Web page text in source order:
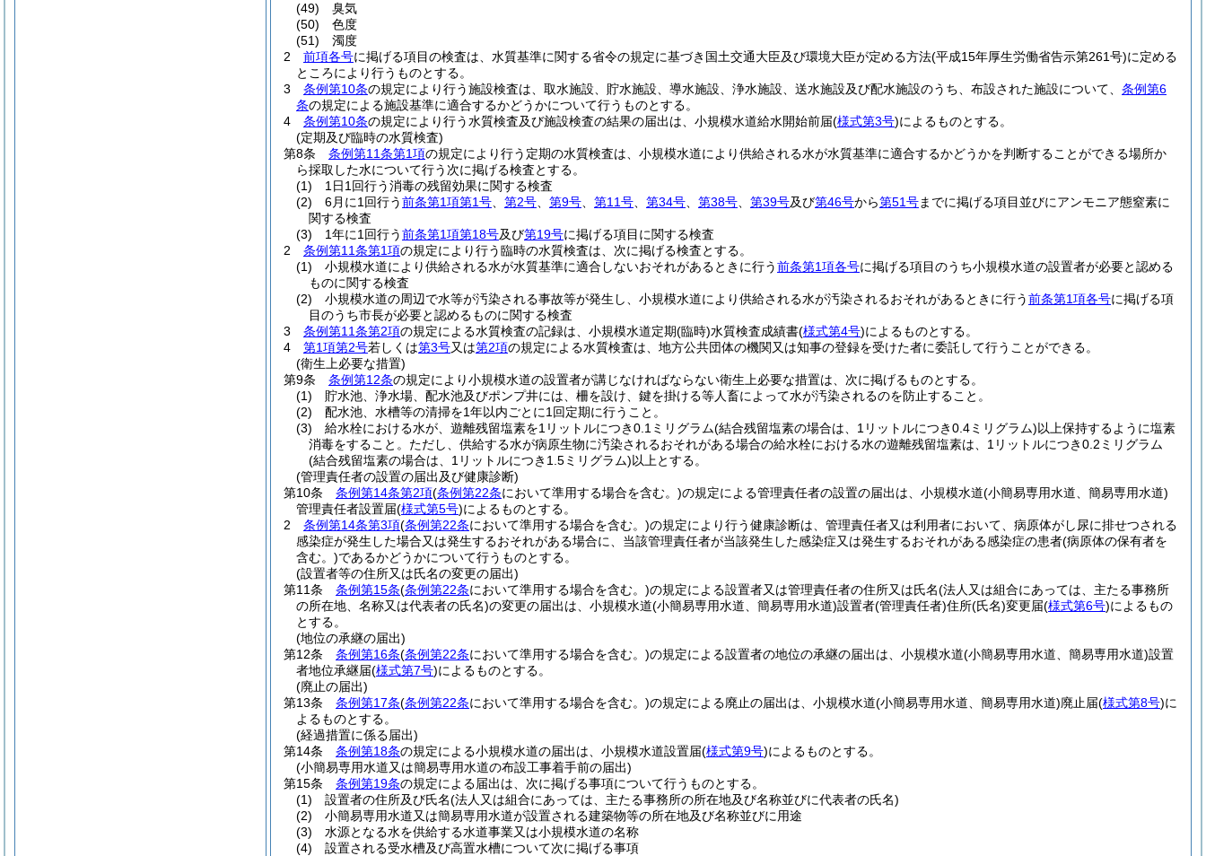
(49)
臭気
(50)
色度
(51)
濁度
2
前項各号に掲げる項目の検査は、水質基準に関する省令の規定に基づき国土交通大臣及び環境大臣が定める方法(平成15年厚生労働省告示第261号)に定める
ところにより行うものとする。
3
条例第10条の規定により行う施設検査は、取水施設、貯水施設、導水施設、浄水施設、送水施設及び配水施設のうち、布設された施設について、 条例第6
条の規定による施設基準に適合するかどうかについて行うものとする。
4
条例第10条の規定により行う水質検査及び施設検査の結果の届出は、小規模水道給水開始前届(様式第3号)によるものとする。
(定期及び臨時の水質検査)
第8条
条例第11条第1項の規定により行う定期の水質検査は、小規模水道により供給される水が水質基準に適合するかどうかを判断することができる場所か
ら採取した水について行う次に掲げる検査とする。
(1)
1日1回行う消毒の残留効果に関する検査
(2)
6月に1回行う前条第1項第1号 第2号 第9号 第11号 第34号 第38号 第39号及び第46号から第51号までに掲げる項目並びにアンモニア態窒素に
関する検査
(3)
1年に1回行う前条第1項第18号及び第19号に掲げる項目に関する検査
2
条例第11条第1項の規定により行う臨時の水質検査は、次に掲げる検査とする。
(1)
小規模水道により供給される水が水質基準に適合しないおそれがあるときに行う前条第1項各号に掲げる項目のうち小規模水道の設置者が必要と認める
ものに関する検査
(2)
小規模水道の周辺で水等が汚染される事故等が発生し、小規模水道により供給される水が汚染されるおそれがあるときに行う前条第1項各号に掲げる項
目のうち市長が必要と認めるものに関する検査
3
条例第11条第2項の規定による水質検査の記録は、小規模水道定期(臨時)水質検査成績書(様式第4号)によるものとする。
4
第1項第2号若しくは第3号又は第2項の規定による水質検査は、地方公共団体の機関又は知事の登録を受けた者に委託して行うことができる。
(衛生上必要な措置)
第9条
条例第12条の規定により小規模水道の設置者が講じなければならない衛生上必要な措置は、次に掲げるものとする。
(1)
貯水池、浄水場、配水池及びポンプ井には、柵を設け、鍵を掛ける等人畜によって水が汚染されるのを防止すること。
(2)
配水池、水槽等の清掃を1年以内ごとに1回定期に行うこと。
(3)
給水栓における水が、遊離残留塩素を1リットルにつき0.1ミリグラム(結合残留塩素の場合は、1リットルにつき0.4ミリグラム)以上保持するように塩素
消毒をすること。 ただし、供給する水が病原生物に汚染されるおそれがある場合の給水栓における水の遊離残留塩素は、1リットルにつき0.2ミリグラム
(結合残留塩素の場合は、1リットルにつき1.5ミリグラム)以上とする。
(管理責任者の設置の届出及び健康診断)
第10条
条例第14条第2項(条例第22条において準用する場合を含む。)の規定による管理責任者の設置の届出は、小規模水道(小簡易専用水道、簡易専用水道)
管理責任者設置届(様式第5号)によるものとする。
2
条例第14条第3項(条例第22条において準用する場合を含む。)の規定により行う健康診断は、管理責任者又は利用者において、病原体がし尿に排せつされる
感染症が発生した場合又は発生するおそれがある場合に、当該管理責任者が当該発生した感染症又は発生するおそれがある感染症の患者(病原体の保有者を
含む。)であるかどうかについて行うものとする。
(設置者等の住所又は氏名の変更の届出)
第11条
条例第15条(条例第22条において準用する場合を含む。)の規定による設置者又は管理責任者の住所又は氏名(法人又は組合にあっては、主たる事務所
の所在地、名称又は代表者の氏名)の変更の届出は、小規模水道(小簡易専用水道、簡易専用水道)設置者(管理責任者)住所(氏名)変更届(様式第6号)によるもの
とする。
(地位の承継の届出)
第12条
条例第16条(条例第22条において準用する場合を含む。)の規定による設置者の地位の承継の届出は、小規模水道(小簡易専用水道、簡易専用水道)設置
者地位承継届(様式第7号)によるものとする。
(廃止の届出)
第13条
条例第17条(条例第22条において準用する場合を含む。)の規定による廃止の届出は、小規模水道(小簡易専用水道、簡易専用水道)廃止届(様式第8号)に
よるものとする。
(経過措置に係る届出)
第14条
条例第18条の規定による小規模水道の届出は、小規模水道設置届(様式第9号)によるものとする。
(小簡易専用水道又は簡易専用水道の布設工事着手前の届出)
第15条
条例第19条の規定による届出は、次に掲げる事項について行うものとする。
(1)
設置者の住所及び氏名(法人又は組合にあっては、主たる事務所の所在地及び名称並びに代表者の氏名)
(2)
小簡易専用水道又は簡易専用水道が設置される建築物等の所在地及び名称並びに用途
(3)
水源となる水を供給する水道事業又は小規模水道の名称
(4)
設置される受水槽及び高置水槽について次に掲げる事項